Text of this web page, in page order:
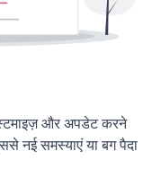
और अपडेट करने
नई समस्याएं या बग पैदा